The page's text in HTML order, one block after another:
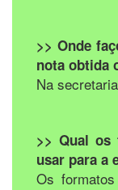
>> Onde
nota obtida
Na
>> Qual os
usar para a
Os